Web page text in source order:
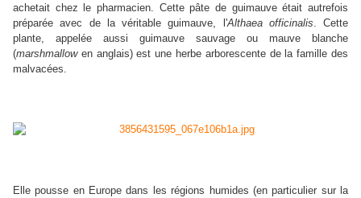
achetait chez le pharmacien. Cette pâte de guimauve était autrefois
préparée avec de la véritable guimauve, l'Althaea officinalis. Cette
plante, appelée aussi guimauve sauvage ou mauve blanche
(marshmallowen anglais) est une herbe arborescente de la famille des
malvacées.
Elle pousse en Europe dans les régions humides (en particulier sur la